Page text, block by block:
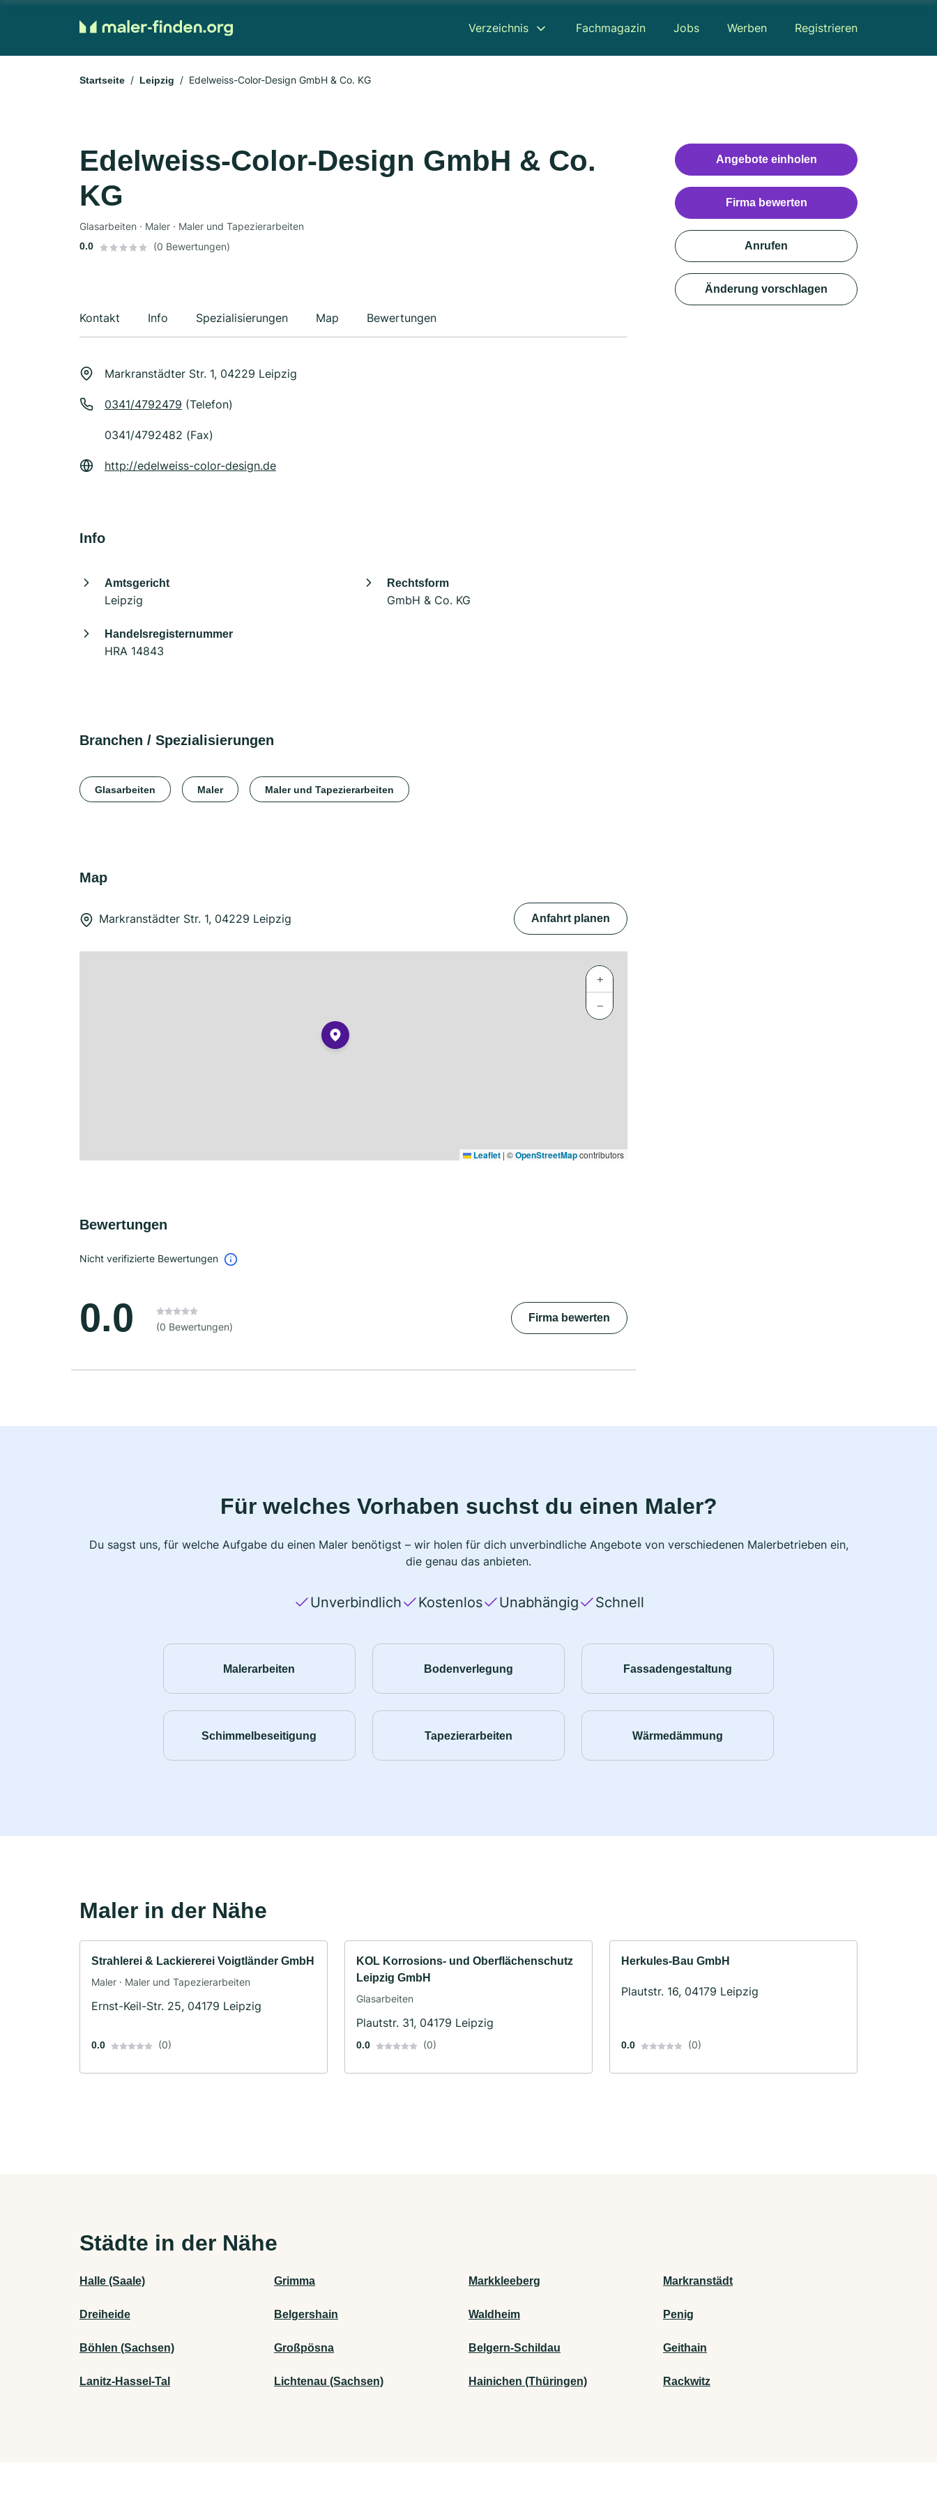
Verzeichnis Fachmagazin Jobs Werben Registrieren
Startseite Leipzig Edelweiss-Color-Design GmbH & Co. KG
Edelweiss-Color-Design GmbH & Co.
KG
Glasarbeiten · Maler · Maler und Tapezierarbeiten
0.0 (0 Bewertungen)
Kontakt Info Spezialisierungen Map Bewertungen
Markranstädter Str. 1, 04229 Leipzig
0341/4792479 (Telefon)
0341/4792482 (Fax)
http://edelweiss-color-design.de
Info
Amtsgericht
Leipzig
Rechtsform
GmbH & Co. KG
Handelsregisternummer
HRA 14843
Branchen / Spezialisierungen
Glasarbeiten Maler Maler und Tapezierarbeiten
Map
Markranstädter Str. 1, 04229 Leipzig Anfahrt planen
+
−
Leaflet | ©OpenStreetMapcontributors
Bewertungen
Nicht verifizierte Bewertungen
0.0 (0 Bewertungen)
Firma bewerten
Angebote einholen
Firma bewerten
Anrufen
Änderung vorschlagen
Für welches Vorhaben suchst du einen Maler?
Du sagst uns, für welche Aufgabe du einen Maler benötigst – wir holen für dich unverbindliche Angebote von verschiedenen Malerbetrieben ein,
die genau das anbieten.
Unverbindlich Kostenlos Unabhängig Schnell
Malerarbeiten Bodenverlegung Fassadengestaltung
Schimmelbeseitigung Tapezierarbeiten Wärmedämmung
Maler in der Nähe
Strahlerei & Lackiererei Voigtländer GmbH
Maler · Maler und Tapezierarbeiten
Ernst-Keil-Str. 25, 04179 Leipzig
0.0 (0)
KOL Korrosions- und Oberflächenschutz
Leipzig GmbH
Glasarbeiten
Plautstr. 31, 04179 Leipzig
0.0 (0)
Herkules-Bau GmbH
Plautstr. 16, 04179 Leipzig
0.0 (0)
Städte in der Nähe
Halle (Saale) Grimma Markkleeberg Markranstädt
Dreiheide Belgershain Waldheim Penig
Böhlen (Sachsen) Großpösna Belgern-Schildau Geithain
Lanitz-Hassel-Tal Lichtenau (Sachsen) Hainichen (Thüringen) Rackwitz